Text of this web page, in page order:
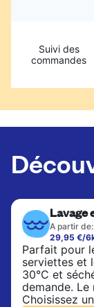
Suivi des
commandes
Lavage
A partir de:
29,95 €/
Parfait pour
serviettes et
30°C et
demande. Le
Choisissez